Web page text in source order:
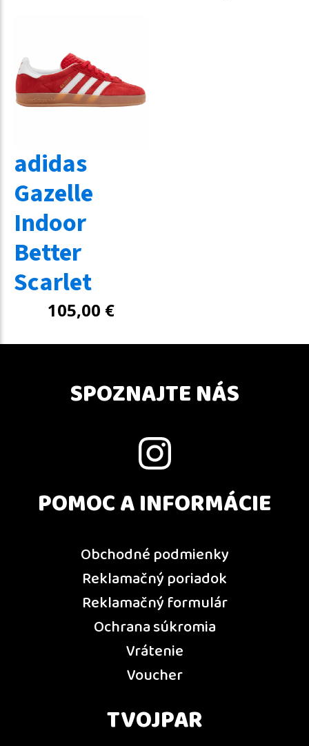
adidas
Gazelle
Indoor
Better
Scarlet
105,00 €
SPOZNAJTE NÁS
POMOC A INFORMÁCIE
Obchodné podmienky
Reklamačný poriadok
Reklamačný formulár
Ochrana súkromia
Vrátenie
Voucher
TVOJPAR